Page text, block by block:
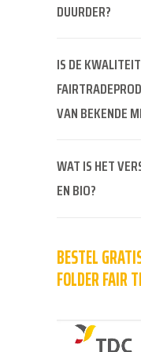
DUURDER?
IS DE
VAN BEKENDE
WAT IS HET
EN BIO?
BESTEL
FOLDER FAIR